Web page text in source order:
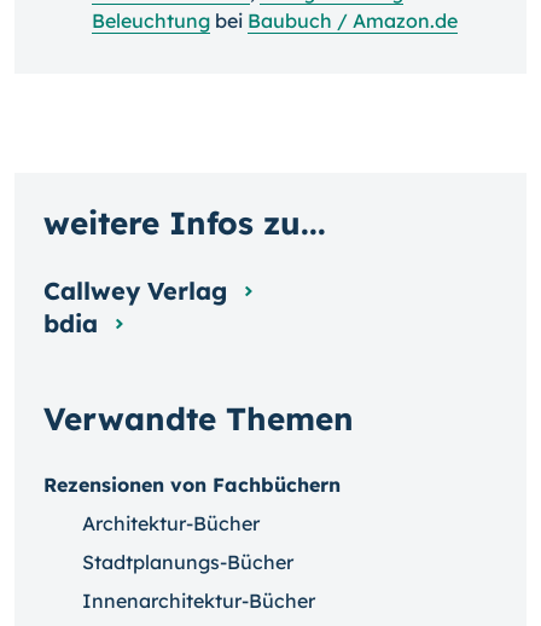
Beleuchtung bei Baubuch / Amazon.de
Verwandte Themen
Rezensionen von Fachbüchern
Architektur-Bücher
Stadtplanungs-Bücher
Innenarchitektur-Bücher
weitere Infos zu...
Callwey Verlag
bdia